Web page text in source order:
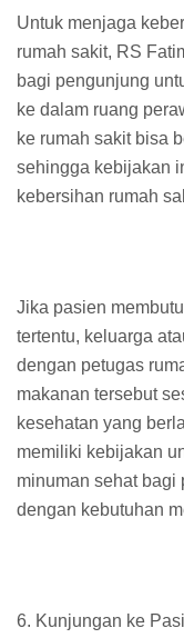
Untuk menjaga
rumah sakit, RS
bagi pengunjung
ke dalam ruang
ke rumah sakit bisa
sehingga kebijakan
kebersihan rumah
Jika pasien
tertentu, keluarga
dengan petugas
makanan tersebut
kesehatan yang
memiliki kebijakan
minuman sehat bagi
dengan kebutuhan
6. Kunjungan ke